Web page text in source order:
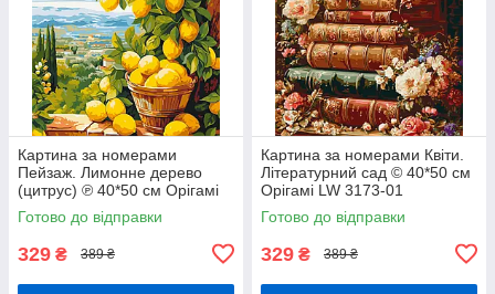
Картина за номерами
Пейзаж. Лимонне дерево
(цитрус) ℗ 40*50 см Орігамі
LW 3490
Готово до відправки
329 ₴ 389 ₴
Картина за номерами Квіти.
Літературний сад © 40*50 см
Орігамі LW 3173-01
Готово до відправки
329 ₴ 389 ₴